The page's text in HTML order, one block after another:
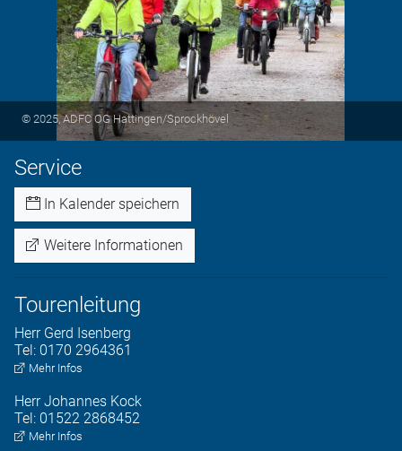
© 2025, ADFC OG Hattingen/Sprockhövel
Service
In Kalender speichern
Weitere Informationen
Tourenleitung
Herr Gerd Isenberg
Tel: 0170 2964361
Mehr Infos
Herr Johannes Kock
Tel: 01522 2868452
Mehr Infos